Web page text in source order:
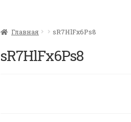
Главная sR7HlFx6Ps8
sR7HlFx6Ps8